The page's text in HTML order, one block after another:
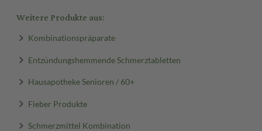
Weitere Produkte aus:
Kombinationspräparate
Entzündungshemmende Schmerztabletten
Hausapotheke Senioren / 60+
Fieber Produkte
Schmerzmittel Kombination